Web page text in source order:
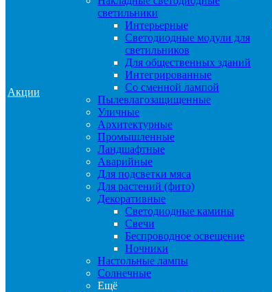
Акции
светильники
Интерьерные
Светодиодные модули для
светильников
Для общественных зданий
Интегрированные
Со сменной лампой
Пылевлагозащищенные
Уличные
Архитектурные
Промышленные
Ландшафтные
Аварийные
Для подсветки мяса
Для растений (фито)
Декоративные
Светодиодные камины
Свечи
Беспроводное освещение
Ночники
Настольные лампы
Солнечные
Ещё